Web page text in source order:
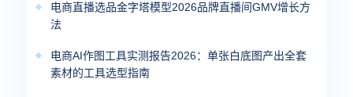
电商直播选品金字塔模型2026品牌直播间GMV增长方
法
电商AI作图工具实测报告2026：单张白底图产出全套
素材的工具选型指南